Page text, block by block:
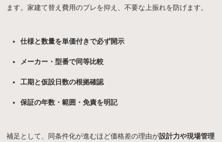
ます。家建て替え費用のブレを抑え、不要な上振れを防げます。
仕様と数量を単価付きで必ず開示
メーカー・型番で同等比較
工期と仮設日数の根拠確認
保証の年数・範囲・免責を明記
補足として、同条件化が進むほど価格差の理由が設計力や現場管理